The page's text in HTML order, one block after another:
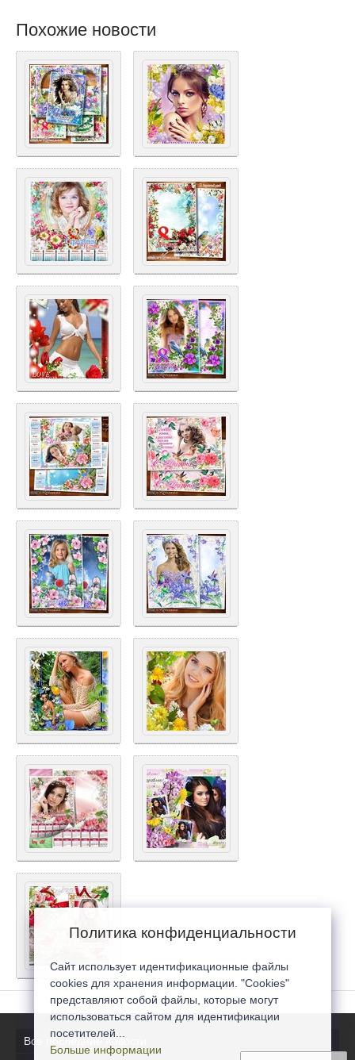
Похожие новости
Все последние новости
Политика конфиденциальности
Сайт использует идентификационные файлы
cookies для хранения информации. "Cookies"
представляют собой файлы, которые могут
использоваться сайтом для идентификации
посетителей...
Больше информации